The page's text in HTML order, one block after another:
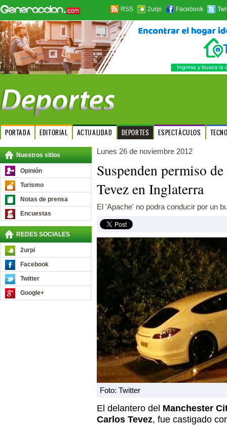
RSS 2urpi Facebook
PORTADA EDITORIAL ACTUALIDAD DEPORTES ESPECTÁCULOS
Nuestros sitios
Opinión
Turismo
Notas de prensa
Encuestas
REDES SOCIALES
2urpi
Facebook
Twitter
Google+
Lunes 26 de noviembre 2012
Suspenden permiso
Tevez en Inglaterra
El 'Apache' no podra conducir por un
Foto: Twitter
El delantero del Manchester
Carlos Tevez, fue castigado